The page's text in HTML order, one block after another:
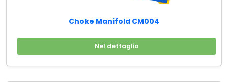
Choke Manifold CM004
Nel dettaglio